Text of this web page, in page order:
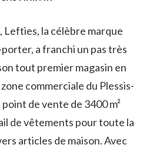
Lefties, la célèbre marque
a franchi un pas très
tout premier magasin en
commerciale du Plessis-
de vente de 3400 m²
de vêtements pour toute la
articles de maison. Avec